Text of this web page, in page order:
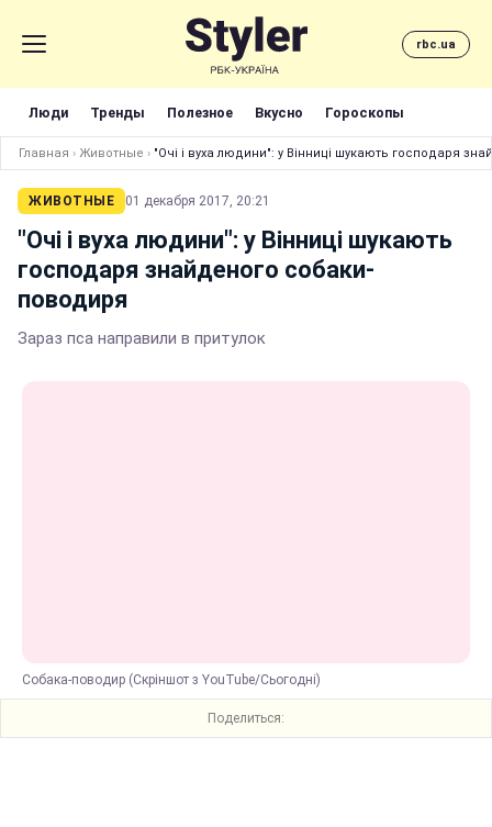
rbc.ua
Люди Тренды Полезное Вкусно Гороскопы
Главная › Животные › "Очі і вуха людини": у Вінниці шукають господаря
ЖИВОТНЫЕ 01 декабря 2017, 20:21
"Очі і вуха людини": у Вінниці шукають
господаря знайденого собаки-
поводиря
Зараз пса направили в притулок
Собака-поводир (Скріншот з YouTube/Сьогодні)
Поделиться: